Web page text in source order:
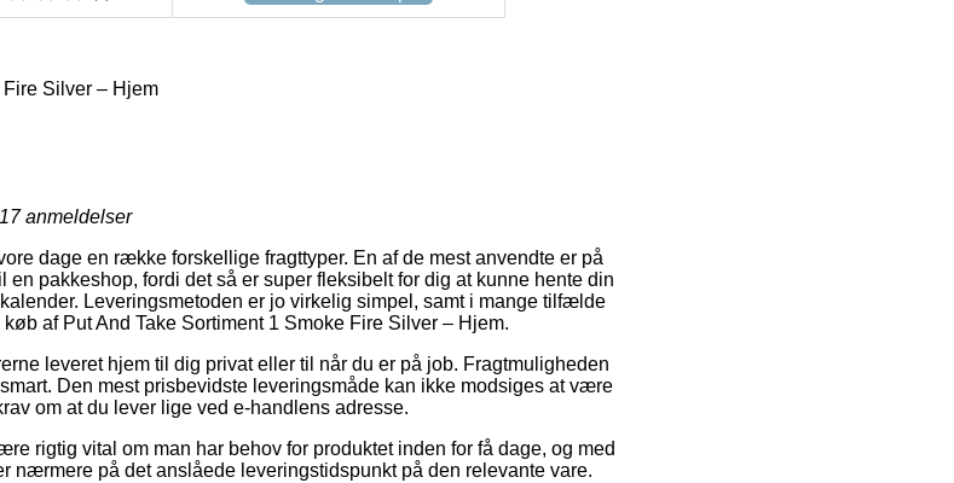
Fire Silver – Hjem
17anmeldelser
dage en række forskellige fragttyper. En af de mest anvendte er på
pakkeshop, fordi det så er super fleksibelt for dig at kunne hente din
Leveringsmetoden er jo virkelig simpel, samt i mange tilfælde
af Put And Take Sortiment 1 Smoke Fire Silver – Hjem.
leveret hjem til dig privat eller til når du er på job. Fragtmuligheden
Den mest prisbevidste leveringsmåde kan ikke modsiges at være
om at du lever lige ved e-handlens adresse.
rigtig vital om man har behov for produktet inden for få dage, og med
nærmere på det anslåede leveringstidspunkt på den relevante vare.